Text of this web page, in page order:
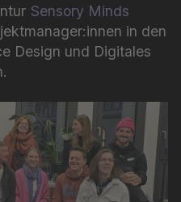
Sensory Minds
in den
Design und Digitales